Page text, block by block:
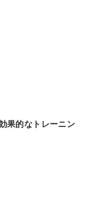
果的なトレーニン